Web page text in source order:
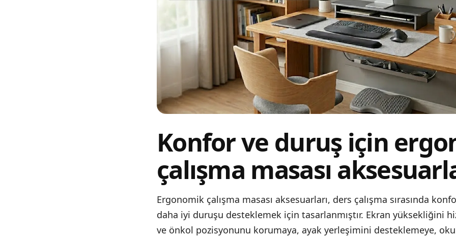
Konfor ve duruş için
çalışma masası
Ergonomik çalışma masası aksesuarları, ders çalışma sırasında
daha iyi duruşu desteklemek için tasarlanmıştır. Ekran yüksekliğini
ve önkol pozisyonunu korumaya, ayak yerleşimini desteklemeye,